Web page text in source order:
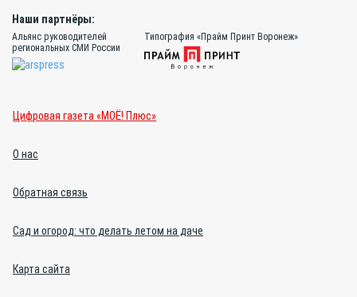
Наши партнёры:
Альянс руководителей
региональных СМИ России
Типография «Прайм Принт Воронеж»
Цифровая газета «МОЁ! Плюс»
О нас
Обратная связь
Сад и огород: что делать летом на даче
Карта сайта